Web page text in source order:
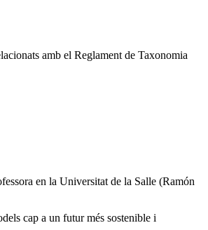
amb el Reglament de Taxonomia
en la Universitat de la Salle (Ramón
cap a un futur més sostenible i